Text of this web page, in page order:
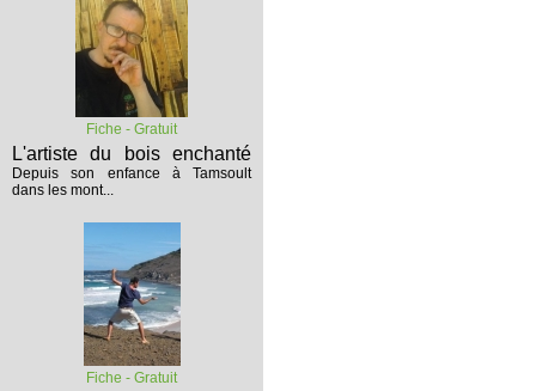
Fiche - Gratuit
L'artiste du bois enchanté
Depuis son enfance à Tamsoult
dans les mont...
Fiche - Gratuit